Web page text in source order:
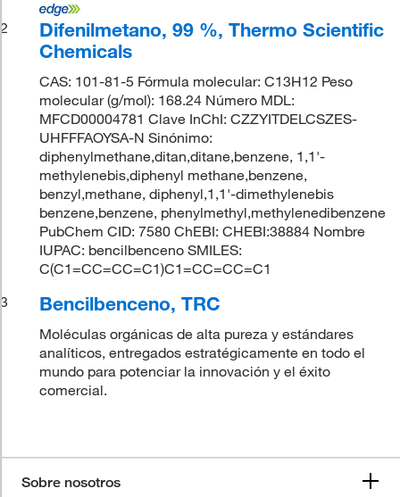
2
Difenilmetano, 99 %, Thermo Scientific
Chemicals
CAS: 101-81-5 Fórmula molecular: C13H12 Peso
molecular (g/mol): 168.24 Número MDL:
MFCD00004781 Clave InChI: CZZYITDELCSZES-
UHFFFAOYSA-N Sinónimo:
diphenylmethane,ditan,ditane,benzene, 1,1'-
methylenebis,diphenyl methane,benzene,
benzyl,methane, diphenyl,1,1'-dimethylenebis
benzene,benzene, phenylmethyl,methylenedibenzene
PubChem CID: 7580 ChEBI: CHEBI:38884 Nombre
IUPAC: bencilbenceno SMILES:
C(C1=CC=CC=C1)C1=CC=CC=C1
3
Bencilbenceno, TRC
Moléculas orgánicas de alta pureza y estándares
analíticos, entregados estratégicamente en todo el
mundo para potenciar la innovación y el éxito
comercial.
Sobre nosotros